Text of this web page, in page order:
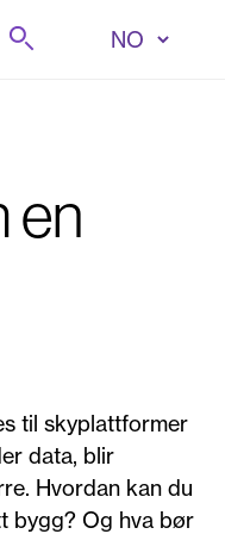
Søk på
en
til skyplattformer
data, blir
Hvordan kan du
bygg? Og hva bør